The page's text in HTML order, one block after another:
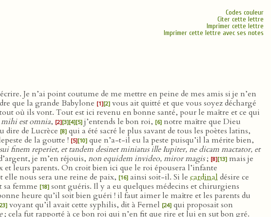
Codes couleur
Citer cette lettre
Imprimer cette lettre
Imprimer cette lettre avec ses notes
Je n’ai point coutume de me mettre en peine de mes amis si je n’en
que la grande Babylone [1][2] vous ait quitté et que vous soyez déchargé
où ils vont. Tout est ici revenu en bonne santé, pour le maître et ce qui
est omnia, [2][3][4][5] j’entends le bon roi, [6] notre maître que Dieu
dire de Lucrèce [8] qui a été sacré le plus savant de tous les poètes latins,
de la goutte ! [5][10] que n’a-t-il eu la peste puisqu’il la mérite bien,
sui finem reperiet, et tandem desinet miniatus ille Iupiter, ne dicam mactator, et
je m’en réjouis, non equidem invideo, miror magis; [8][13] mais je
leurs parents. On croit bien ici que le roi épousera l’infante
elle nous sera une reine de paix, [16] ainsi soit-il. Si le cardinal désire ce
sa femme [18] sont guéris. Il y a eu quelques médecins et chirurgiens
heure qu’il soit bien guéri ! il faut aimer le maître et les parents du
voyant qu’il avait cette syphilis, dit à Fernel [24] qui proposait son
; cela fut rapporté à ce bon roi qui n’en fit que rire et lui en sut bon gré.